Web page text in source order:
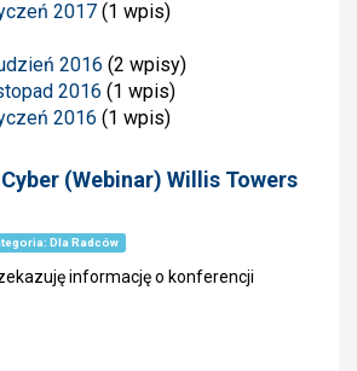
2017 (1 wpis)
2016 (2 wpisy)
2016 (1 wpis)
2016 (1 wpis)
(Webinar) Willis Towers
Dla Radców
informację o konferencji